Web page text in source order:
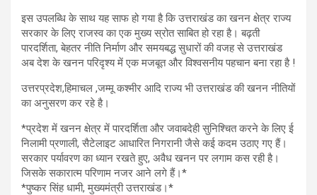
इस उपलब्धि के साथ यह साफ हो गया है कि उत्तराखंड का खनन क्षेत्र राज्य
सरकार के लिए राजस्व का एक मुख्य स्रोत साबित हो रहा है। बढ़ती
पारदर्शिता, बेहतर नीति निर्माण और समयबद्ध सुधारों की वजह से उत्तराखंड
अब देश के खनन परिदृश्य में एक मजबूत और विश्वसनीय पहचान बना रहा है !
उत्तरप्रदेश,हिमाचल ,जम्मू कश्मीर आदि राज्य भी उत्तराखंड की खनन नीतियों
का अनुसरण कर रहे है।
*प्रदेश में खनन क्षेत्र में पारदर्शिता और जवाबदेही सुनिश्चित करने के लिए ई
निलामी प्रणाली, सैटेलाइट आधारित निगरानी जैसे कई कदम उठाए गए हैं।
सरकार पर्यावरण का ध्यान रखते हुए, अवैध खनन पर लगाम कस रही है।
जिसके सकारात्म परिणाम नजर आने लगे हैं।*
*पुष्कर सिंह धामी, मुख्यमंत्री उत्तराखंड।*